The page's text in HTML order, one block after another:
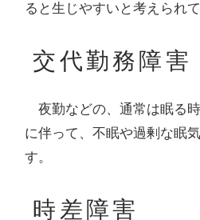
ると生じやすいと考えられて
交代勤務障害
夜勤などの、通常は眠る
に伴って、不眠や過剰な眠
す。
時差障害